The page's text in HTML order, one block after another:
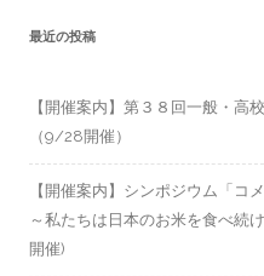
最近の投稿
【開催案内】第３８回一般・高
（9/28開催）
【開催案内】シンポジウム「コ
～私たちは日本のお米を食べ続
開催)